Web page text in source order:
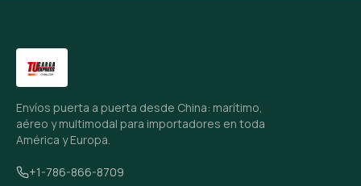
Envíos puerta a puerta desde China: marítimo,
aéreo y multimodal para importadores en toda
América y Europa.
+1-786-866-8709